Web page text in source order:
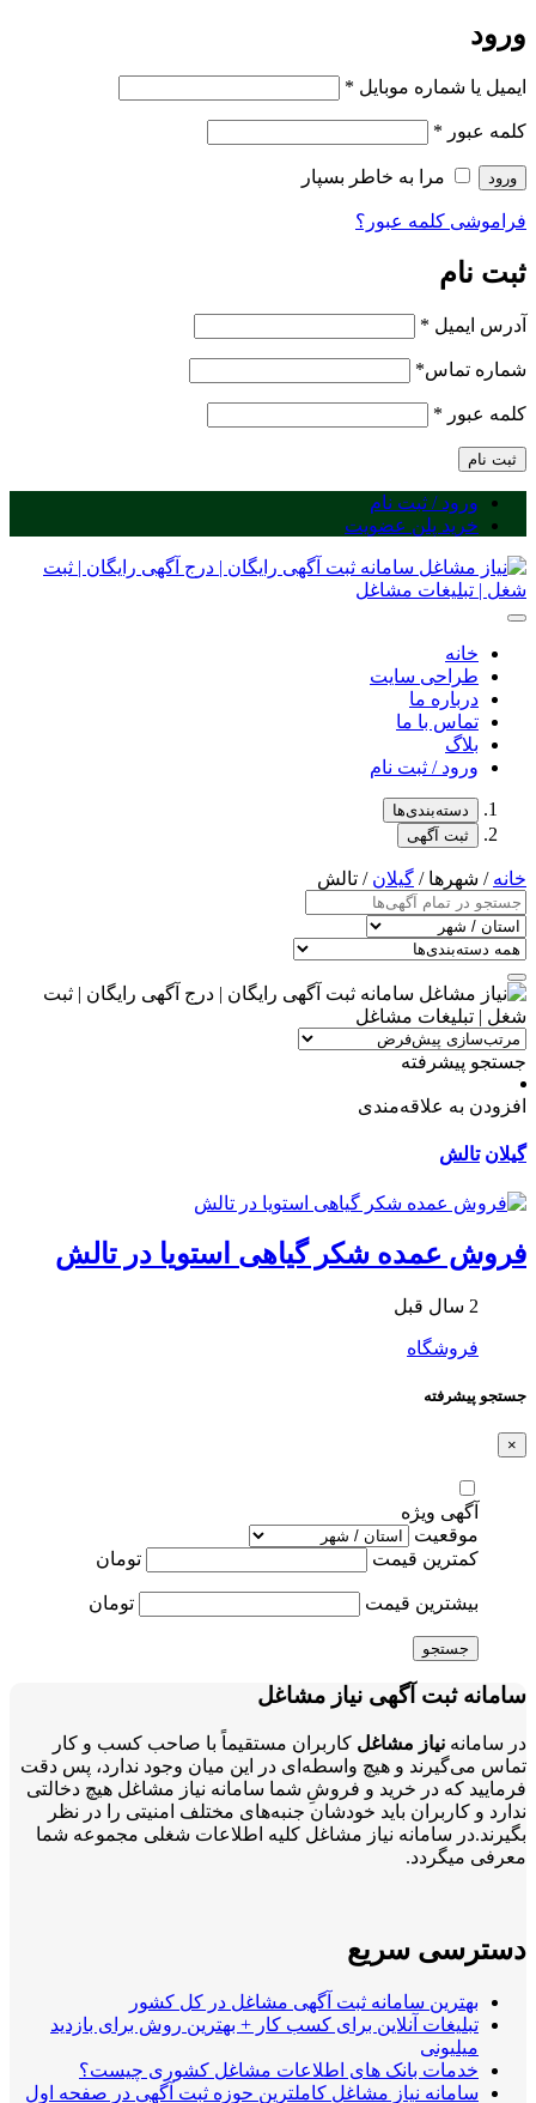
ورود
ایمیل یا شماره موبایل *
کلمه عبور *
ورود مرا به خاطر بسپار
فراموشی کلمه عبور؟
ثبت نام
آدرس ایمیل *
شماره تماس*
کلمه عبور *
ثبت نام
ورود / ثبت نام
خرید پلن عضویت
خانه
طراحی سایت
درباره ما
تماس با ما
بلاگ
ورود / ثبت نام
دسته‌بندی‌ها
ثبت آگهی
خانه / شهرها / گیلان / تالش
جستجو پیشرفته
افزودن به علاقه‌مندی
گیلان تالش
فروش عمده شکر گیاهی استویا در تالش
2 سال قبل
فروشگاه
جستجو پیشرفته
×
آگهی ویژه
موقعیت
کمترین قیمت
تومان
بیشترین قیمت تومان
جستجو
سامانه ثبت آگهی نیاز مشاغل
در سامانه نیاز مشاغل کاربران مستقیماً با صاحب کسب و کار
تماس می‌گیرند و هیچ واسطه‌ای در این میان وجود ندارد، پس دقت
فرمایید که در خرید و فروشِ شما سامانه نیاز مشاغل هیچ دخالتی
ندارد و کاربران باید خودشان جنبه‌های مختلف امنیتی را در نظر
بگیرند.در سامانه نیاز مشاغل کلیه اطلاعات شغلی مجموعه شما
معرفی میگردد.
دسترسی سریع
بهترین سامانه ثبت آگهی مشاغل در کل کشور
تبلیغات آنلاین برای کسب کار + بهترین روش برای بازدید
میلیونی
خدمات بانک های اطلاعات مشاغل کشوری چیست؟
سامانه نیاز مشاغل کاملترین حوزه ثبت آگهی در صفحه اول